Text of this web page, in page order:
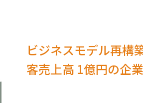
ビジネスモデル再構
客売上高 1億円の企